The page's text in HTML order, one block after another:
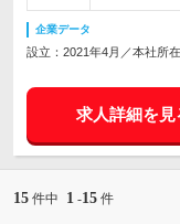
企業データ
設立：2021年4月／本社所
求人詳細を見
15 件中 1 -15 件